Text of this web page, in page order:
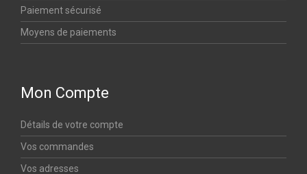
Paiement sécurisé
Moyens de paiements
Mon Compte
Détails de votre compte
Vos commandes
Vos adresses